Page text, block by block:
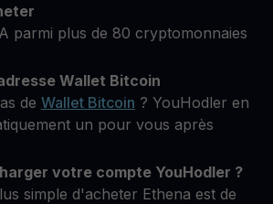
parmi plus de 80 cryptomonnaies
Wallet Bitcoin
de Wallet Bitcoin ? YouHodler en
un pour vous après
votre compte YouHodler ?
simple d'acheter Ethena est de